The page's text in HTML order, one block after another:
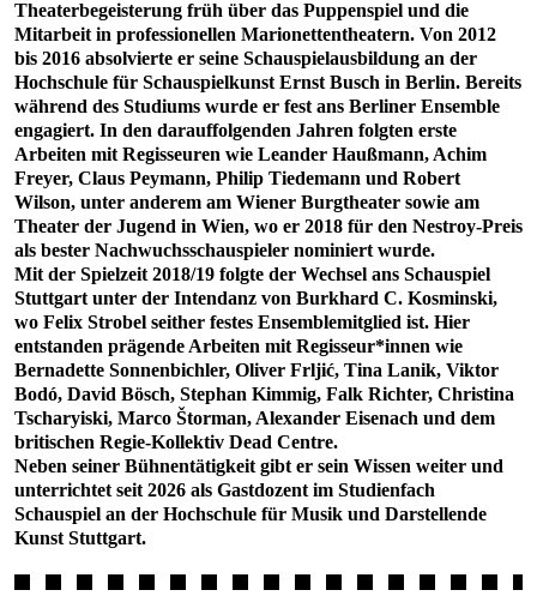
Theaterbegeisterung früh über das Puppenspiel und die
Mitarbeit in professionellen Marionettentheatern. Von 2012
bis 2016 absolvierte er seine Schauspielausbildung an der
Hochschule für Schauspielkunst Ernst Busch in Berlin. Bereits
während des Studiums wurde er fest ans Berliner Ensemble
engagiert. In den darauffolgenden Jahren folgten erste
Arbeiten mit Regisseuren wie Leander Haußmann, Achim
Freyer, Claus Peymann, Philip Tiedemann und Robert
Wilson, unter anderem am Wiener Burgtheater sowie am
Theater der Jugend in Wien, wo er 2018 für den Nestroy-Preis
als bester Nachwuchsschauspieler nominiert wurde.
Mit der Spielzeit 2018/19 folgte der Wechsel ans Schauspiel
Stuttgart unter der Intendanz von Burkhard C. Kosminski,
wo Felix Strobel seither festes Ensemblemitglied ist. Hier
entstanden prägende Arbeiten mit Regisseur*innen wie
Bernadette Sonnenbichler, Oliver Frljić, Tina Lanik, Viktor
Bodó, David Bösch, Stephan Kimmig, Falk Richter, Christina
Tscharyiski, Marco Štorman, Alexander Eisenach und dem
britischen Regie-Kollektiv Dead Centre.
Neben seiner Bühnentätigkeit gibt er sein Wissen weiter und
unterrichtet seit 2026 als Gastdozent im Studienfach
Schauspiel an der Hochschule für Musik und Darstellende
Kunst Stuttgart.